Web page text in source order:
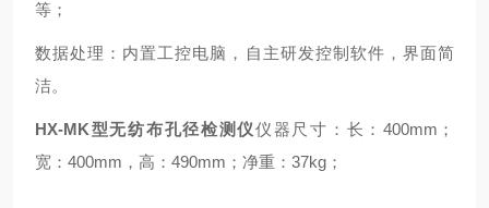
等；
数据处理：内置工控电脑，自主研发控制软件，界面简
洁。
HX-MK型无纺布孔径检测仪仪器尺寸：长：400mm ；
宽： 400mm ，高： 490mm ；净重： 37kg ；